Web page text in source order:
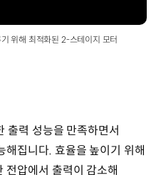
위해 최적화된 2-스테이지 모터
출력 성능을 만족하면서
집니다. 효율을 높이기 위해
압에서 출력이 감소해